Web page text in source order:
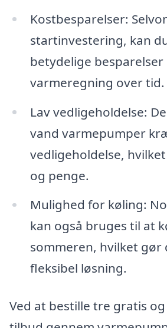
Kostbesparelser:
startinvestering, kan
betydelige besparelser
varmeregning over tid.
Lav vedligeholdelse:
vand varmepumper
vedligeholdelse,
og penge.
Mulighed for køling:
kan også bruges til at
sommeren, hvilket gør
fleksibel løsning.
Ved at bestille tre gratis